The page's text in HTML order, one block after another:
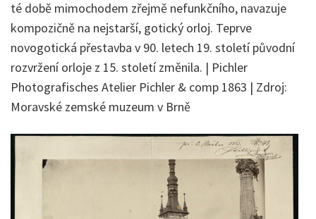
té době mimochodem zřejmě nefunkčního, navazuje
kompozičně na nejstarší, gotický orloj. Teprve
novogotická přestavba v 90. letech 19. století původní
rozvržení orloje z 15. století změnila. | Pichler
Photografisches Atelier Pichler & comp 1863 | Zdroj:
Moravské zemské muzeum v Brně